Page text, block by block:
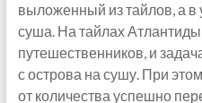
выложенный из тайлов, а в
суша. На тайлах
путешественников, и
с острова на сушу. При
от количества успешно